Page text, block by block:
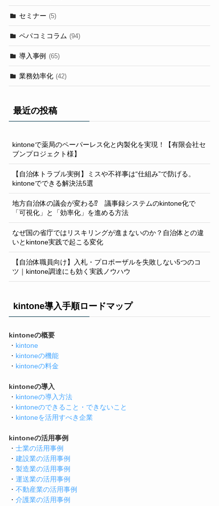
セミナー (5)
ペパコミコラム (94)
導入事例 (65)
業務効率化 (42)
最近の投稿
kintoneで薬局のペーパーレス化と内製化を実現！【有限会社セ
ブンプロジェクト様】
【自治体トラブル実例】ミスや不祥事は“仕組み”で防げる。
kintoneでできる解決法5選
地方自治体の議会が変わる⁉ 議事録システムのkintone化で
「可視化」と「効率化」を進める方法
なぜ国の省庁ではリスキリングが進まないのか？自治体との違
いとkintone実践で起こる変化
【自治体職員向け】入札・プロポーザルを失敗しない5つのコ
ツ｜kintone調達にも効く実践ノウハウ
kintone導入手順ロードマップ
kintoneの概要
・ kintone
・ kintoneの機能
・ kintoneの料金
kintoneの導入
・ kintoneの導入方法
・ kintoneのできること・できないこと
・ kintoneを活用すべき企業
kintoneの活用事例
・ 士業の活用事例
・ 建設業の活用事例
・ 製造業の活用事例
・ 運送業の活用事例
・ 不動産業の活用事例
・ 介護業の活用事例